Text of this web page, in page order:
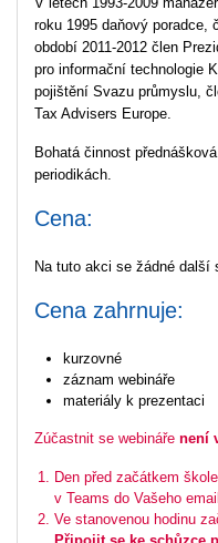
roku 1995 daňový poradce,
období 2011-2012 člen
pro informační technologie
pojištění Svazu průmyslu,
Tax Advisers Europe.
Bohatá činnost
periodikách.
Cena:
Na tuto akci se žádné další
Cena zahrnuje:
kurzovné
záznam webináře
materiály k prezentaci
Zúčastnit se webináře není
Den před začátkem
v Teams do Vašeho
Ve stanovenou hodinu